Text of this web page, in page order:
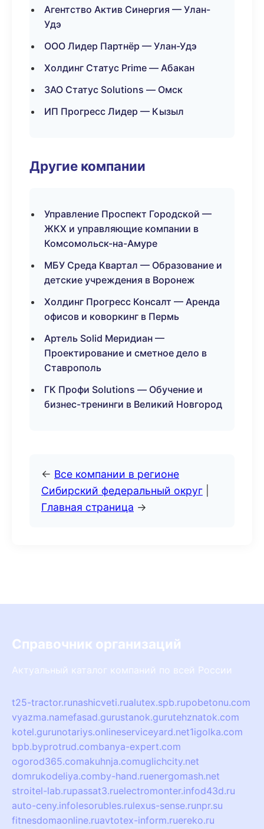
Агентство Актив Синергия — Улан-
Удэ
ООО Лидер Партнёр — Улан-Удэ
Холдинг Статус Prime — Абакан
ЗАО Статус Solutions — Омск
ИП Прогресс Лидер — Кызыл
Другие компании
Управление Проспект Городской —
ЖКХ и управляющие компании в
Комсомольск-на-Амуре
МБУ Среда Квартал — Образование и
детские учреждения в Воронеж
Холдинг Прогресс Консалт — Аренда
офисов и коворкинг в Пермь
Артель Solid Меридиан —
Проектирование и сметное дело в
Ставрополь
ГК Профи Solutions — Обучение и
бизнес-тренинги в Великий Новгород
← Все компании в регионе
Сибирский федеральный округ
Главная страница →
Справочник организаций
Актуальный каталог компаний по всей России
t25-tractor.runashicveti.rualutex.spb.rupobetonu.com
vyazma.namefasad.gurustanok.gurutehznatok.com
kotel.gurunotariys.onlineserviceyard.net1igolka.com
bpb.byprotrud.combanya-expert.com
ogorod365.comakuhnja.comuglichcity.net
domrukodeliya.comby-hand.ruenergomash.net
stroitel-lab.rupassat3.ruelectromonter.infod43d.ru
auto-ceny.infolesorubles.rulexus-sense.runpr.su
fitnesdomaonline.ruavtotex-inform.ruereko.ru